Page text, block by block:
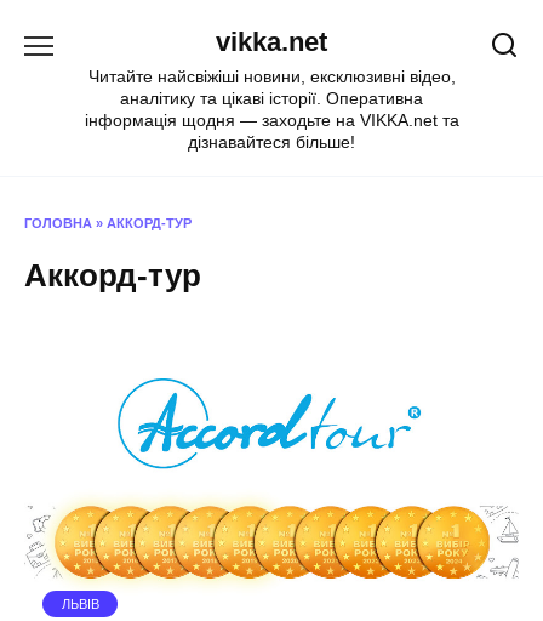
vikka.net
Читайте найсвіжіші новини, ексклюзивні відео,
аналітику та цікаві історії. Оперативна
інформація щодня — заходьте на VIKKA.net та
дізнавайтеся більше!
ГОЛОВНА » АККОРД-ТУР
Аккорд-тур
ЛЬВІВ